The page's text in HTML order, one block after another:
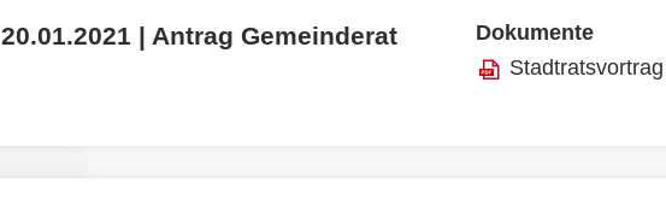
20.01.2021 | Antrag Gemeinderat
Dokumente
Stadtratsvortrag